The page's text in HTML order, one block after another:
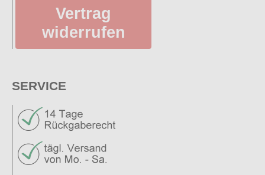
Vertrag
widerrufen
SERVICE